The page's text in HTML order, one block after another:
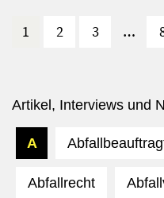
1 2 3 …
Artikel, Interviews und
A
Abfallrecht